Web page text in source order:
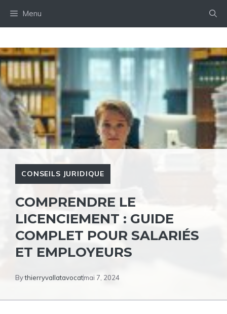
Menu
CONSEILS JURIDIQUE
COMPRENDRE LE
LICENCIEMENT : GUIDE
COMPLET POUR SALARIÉS
ET EMPLOYEURS
Bythierryvallatavocatmai 7, 2024